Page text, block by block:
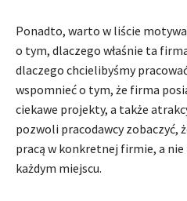
Ponadto, warto w liście
o tym, dlaczego właśnie ta
dlaczego chcielibyśmy
wspomnieć o tym, że firma
ciekawe projekty, a także
pozwoli pracodawcy zobaczyć,
pracą w konkretnej firmie, a
każdym miejscu.